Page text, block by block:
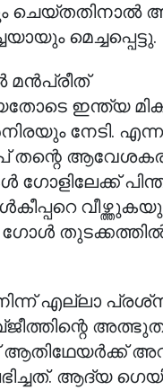
ചെയ്തതിനാൽ
മെച്ചപ്പെട്ടു.
മൻപ്രീത്
ഇന്ത്യ
നേടി.
തന്റെ
ഗോളിലേക്ക്
എല്ലാ
ആദ്യ